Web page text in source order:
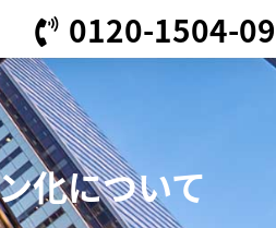
0120-1504-09
化について